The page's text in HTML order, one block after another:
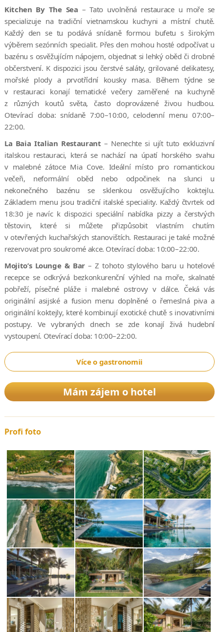
Kitchen By The Sea – Tato uvolněná restaurace u moře se
specializuje na tradiční vietnamskou kuchyni a místní chutě.
Každý den se tu podává snídaně formou bufetu s širokým
výběrem sezónních specialit. Přes den mohou hosté odpočívat u
bazénu s osvěžujícím nápojem, objednat si lehký oběd či drobné
občerstvení. K dispozici jsou čerstvé saláty, grilované delikatesy,
mořské plody a prvotřídní kousky masa. Během týdne se
v restauraci konají tematické večery zaměřené na kuchyně
z různých koutů světa, často doprovázené živou hudbou.
Otevírací doba: snídaně 7:00–10:00, celodenní menu 07:00–
22:00.
La Baia Italian Restaurant– Nenechte si ujít tuto exkluzivní
italskou restauraci, která se nachází na úpatí horského svahu
v malebné zátoce Mia Cove. Ideální místo pro romantickou
večeři, neformální oběd nebo odpočinek na slunci u
nekonečného bazénu se sklenkou osvěžujícího koktejlu.
Základem menu jsou tradiční italské speciality. Každý čtvrtek od
18:30 je navíc k dispozici speciální nabídka pizzy a čerstvých
těstovin, které si můžete přizpůsobit vlastním chutím
v otevřených kuchařských stanovištích. Restauraci je také možné
rezervovat pro soukromé akce. Otevírací doba: 10:00–22:00.
Mojito’s Lounge & Bar– Z tohoto stylového baru u hotelové
recepce se odkrývá bezkonkurenční výhled na moře, skalnaté
pobřeží, písečné pláže i malebné ostrovy v dálce. Čeká vás
originální asijské a fusion menu doplněné o řemeslná piva a
originální koktejly, které kombinují exotické chutě s inovativními
postupy. Ve vybraných dnech se zde konají živá hudební
vystoupení. Otevírací doba: 10:00–22:00.
Více o gastronomii
Mám zájem o hotel
Profi foto